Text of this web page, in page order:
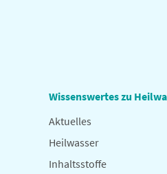
Wissenswertes zu
Aktuelles
Heilwasser
Inhaltsstoffe